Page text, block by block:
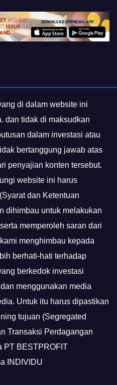
di dalam website ini
dan tidak di maksudkan
dalam investasi atau
bertanggung jawab atas
penyajian konten tersebut.
website ini harus
dan Ketentuan
dihimbau untuk melakukan
memperoleh saran dari
menghimbau kepada
berhati-hati terhadap
berkedok investasi
menggunakan media
Untuk itu harus dipastikan
tujuan (Segregated
Transaksi Perdagangan
PT BESTPROFIT
INDIVIDU